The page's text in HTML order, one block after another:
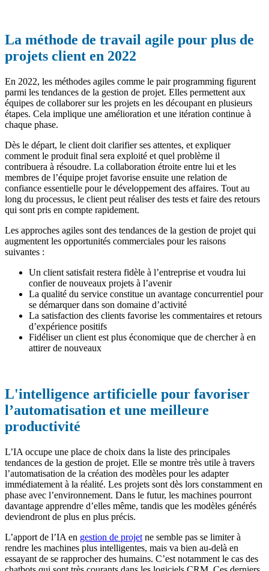
La méthode de travail agile pour plus de
projets client en 2022
En 2022, les méthodes agiles comme le pair programming figurent
parmi les tendances de la gestion de projet. Elles permettent aux
équipes de collaborer sur les projets en les découpant en plusieurs
étapes. Cela implique une amélioration et une itération continue à
chaque phase.
Dès le départ, le client doit clarifier ses attentes, et expliquer
comment le produit final sera exploité et quel problème il
contribuera à résoudre. La collaboration étroite entre lui et les
membres de l’équipe projet favorise ensuite une relation de
confiance essentielle pour le développement des affaires. Tout au
long du processus, le client peut réaliser des tests et faire des retours
qui sont pris en compte rapidement.
Les approches agiles sont des tendances de la gestion de projet qui
augmentent les opportunités commerciales pour les raisons
suivantes :
Un client satisfait restera fidèle à l’entreprise et voudra lui
confier de nouveaux projets à l’avenir
La qualité du service constitue un avantage concurrentiel pour
se démarquer dans son domaine d’activité
La satisfaction des clients favorise les commentaires et retours
d’expérience positifs
Fidéliser un client est plus économique que de chercher à en
attirer de nouveaux
L'intelligence artificielle pour favoriser
l’automatisation et une meilleure
productivité
L’IA occupe une place de choix dans la liste des principales
tendances de la gestion de projet. Elle se montre très utile à travers
l’automatisation de la création des modèles pour les adapter
immédiatement à la réalité. Les projets sont dès lors constamment en
phase avec l’environnement. Dans le futur, les machines pourront
davantage apprendre d’elles même, tandis que les modèles générés
deviendront de plus en plus précis.
L’apport de l’IA en gestion de projet ne semble pas se limiter à
rendre les machines plus intelligentes, mais va bien au-delà en
essayant de se rapprocher des humains. C’est notamment le cas des